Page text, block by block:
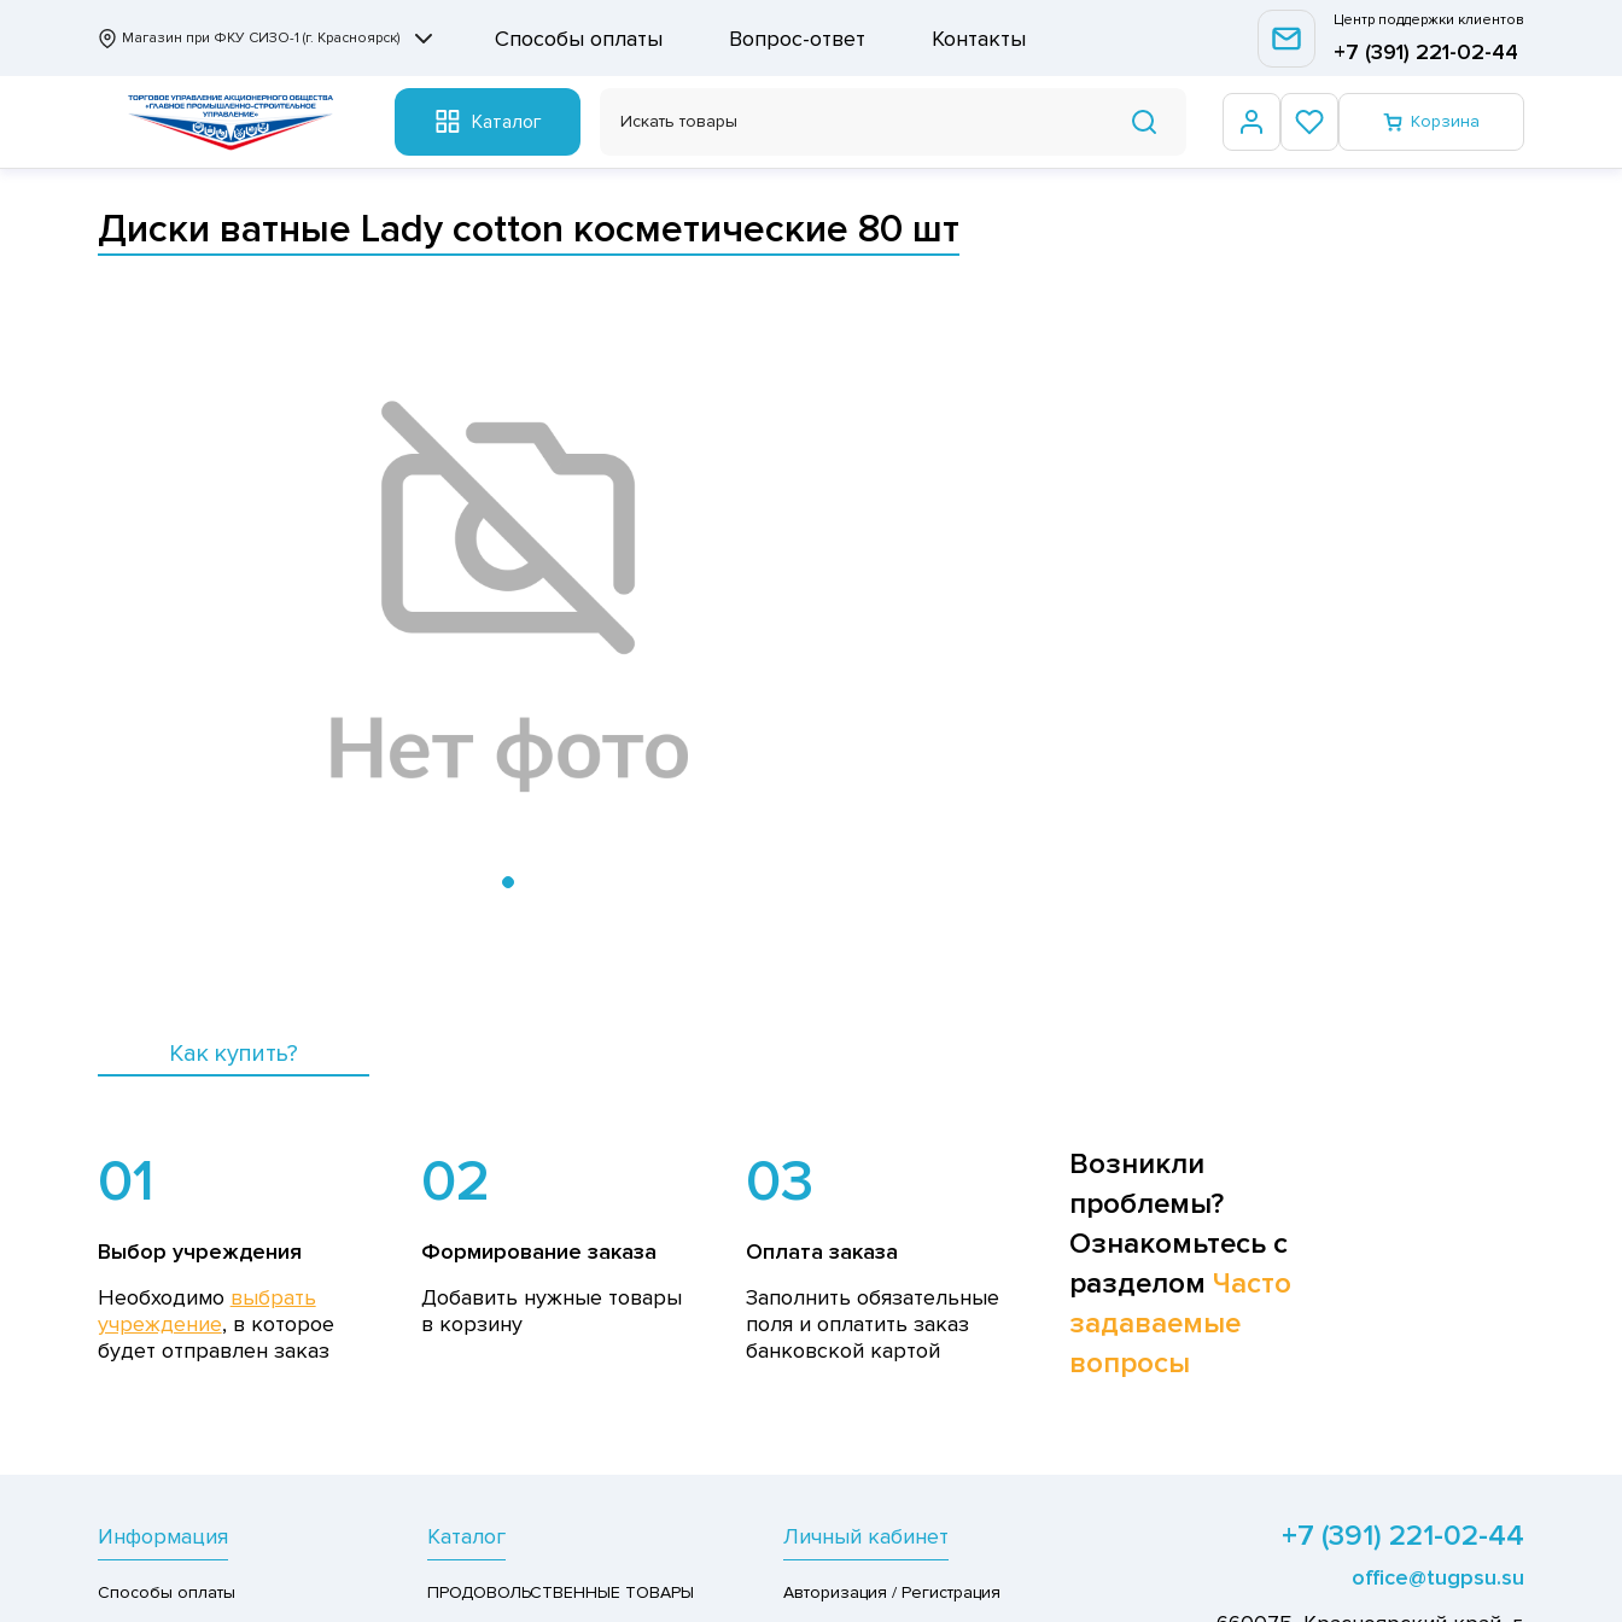
Магазин при ФКУ СИЗО-1 (г. Красноярск) Способы оплаты Вопрос-ответ Контакты
Центр поддержки клиентов
+7 (391) 221-02-44
Каталог Корзина
Диски ватные Lady cotton косметические 80 шт
Как купить?
01
Выбор учреждения
Необходимо выбрать
учреждение, в которое
будет отправлен заказ
02
Формирование заказа
Добавить нужные товары
в корзину
03
Оплата заказа
Заполнить обязательные
поля и оплатить заказ
банковской картой
Возникли
проблемы?
Ознакомьтесь с
разделом Часто
задаваемые
вопросы
Информация
Способы оплаты
Каталог
ПРОДОВОЛЬСТВЕННЫЕ ТОВАРЫ
Личный кабинет
Авторизация / Регистрация
+7 (391) 221-02-44
office@tugpsu.su